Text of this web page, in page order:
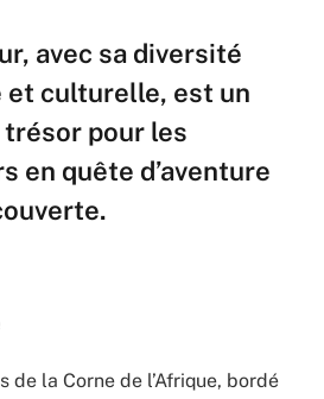
avec sa diversité
et culturelle, est un
pour les
en quête d’aventure
de la Corne de l’Afrique, bordé